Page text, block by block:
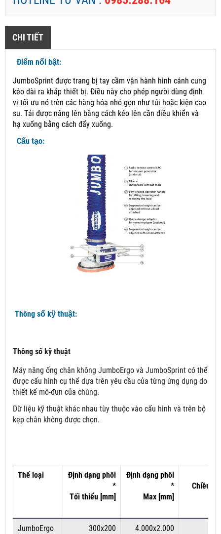
CHI TIẾT
Điểm nổi bật:
JumboSprint được trang bị tay cầm vận hành hình cánh cung
kéo dài ra khắp thiết bị. Điều này cho phép người dùng định
vị tối ưu nó trên các hàng hóa nhỏ gọn như túi hoặc kiện cao
su. Tải được nâng lên bằng cách kéo lên cần điều khiển và
hạ xuống bằng cách đẩy xuống.
Cấu tạo:
Thông số kỹ thuật:
Thông số kỹ thuật
Máy nâng ống chân không JumboErgo và JumboSprint có thể
được cấu hình cụ thể dựa trên yêu cầu của từng ứng dụng do
thiết kế mô-đun của chúng.
Dữ liệu kỹ thuật khác nhau tùy thuộc vào cấu hình và trên bộ
kẹp chân không được chọn.
Thể loại
Định dạng phôi
*
Tối thiểu [mm]
Định dạng phôi
*
Max [mm]
Chiều
JumboErgo 300x200 4.000x2.000